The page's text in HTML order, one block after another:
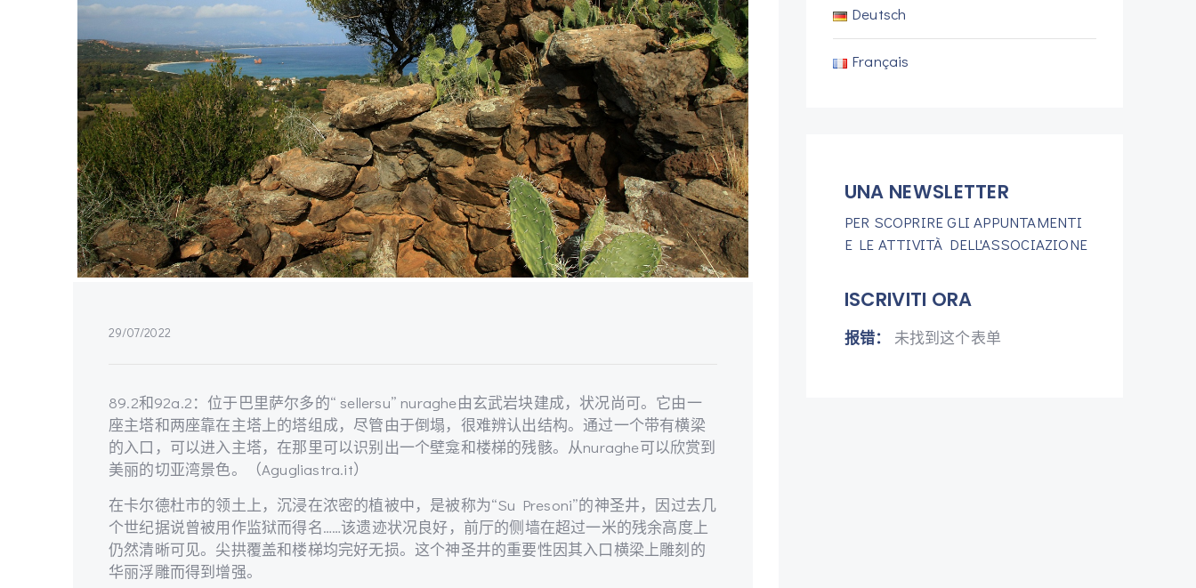
29/07/2022
89.2和92a.2：位于巴里萨尔多的“ sellersu” nuraghe由玄武岩块建成，状况尚可。它由一
座主塔和两座靠在主塔上的塔组成，尽管由于倒塌，很难辨认出结构。通过一个带有横梁
的入口，可以进入主塔，在那里可以识别出一个壁龛和楼梯的残骸。从nuraghe可以欣赏到
美丽的切亚湾景色。（Agugliastra.it）
在卡尔德杜市的领土上，沉浸在浓密的植被中，是被称为“Su Presoni”的神圣井，因过去几
个世纪据说曾被用作监狱而得名……该遗迹状况良好，前厅的侧墙在超过一米的残余高度上
仍然清晰可见。尖拱覆盖和楼梯均完好无损。这个神圣井的重要性因其入口横梁上雕刻的
华丽浮雕而得到增强。
Deutsch
Français
UNA NEWSLETTER
PER SCOPRIRE GLI APPUNTAMENTI
E LE ATTIVITÀ DELL'ASSOCIAZIONE
ISCRIVITI ORA
报错： 未找到这个表单